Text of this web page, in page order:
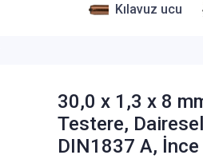
Kılavuz ucu
30,0 x 1,3 x 8
Testere,
DIN1837 A,